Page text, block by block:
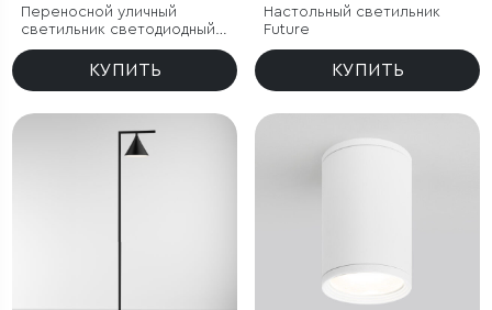
Переносной уличный
светильник светодиодный
Ritz черный
КУПИТЬ
Настольный светильник
Future
КУПИТЬ